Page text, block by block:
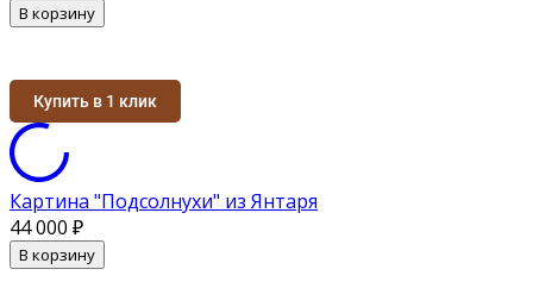
В корзину
Купить в 1 клик
Картина "Подсолнухи" из Янтаря
44 000 ₽
В корзину